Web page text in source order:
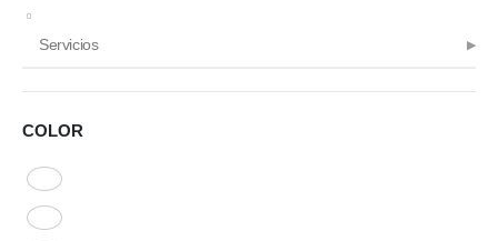
Servicios
COLOR